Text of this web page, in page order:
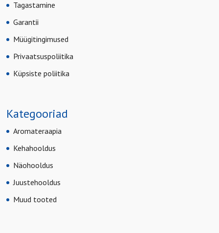
Tagastamine
Garantii
Müügitingimused
Privaatsuspoliitika
Küpsiste poliitika
Kategooriad
Aromateraapia
Kehahooldus
Näohooldus
Juustehooldus
Muud tooted